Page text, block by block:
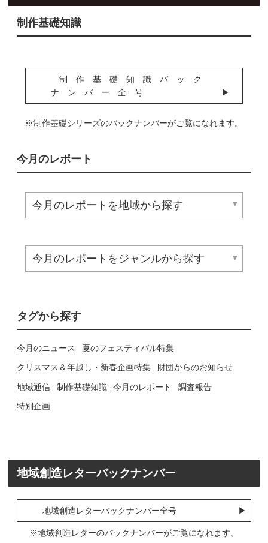
制作基礎知識
制作基礎知識バック
ナンバー全号
※制作基礎シリーズのバックナンバーがご覧になれます。
今月のレポート
タグから探す
今月のニュース 夏のフェスティバル特集
クリスマス＆年越し・新春企画特集 財団からのお知らせ
地域通信 制作基礎知識 今月のレポート 調査報告
特別企画
地域創造レターバックナンバー
地域創造レターバックナンバー全号
※地域創造レターのバックナンバーがご覧になれます。